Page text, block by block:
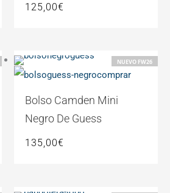
125,00€
NUEVO FW26
Bolso Camden Mini
Negro De Guess
135,00€